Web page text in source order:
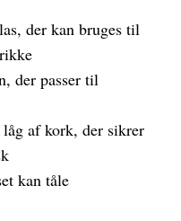
der kan bruges til
der passer til
af kork, der sikrer
kan tåle